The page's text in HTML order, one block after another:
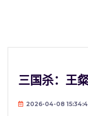
三国杀：王
2026-04-08